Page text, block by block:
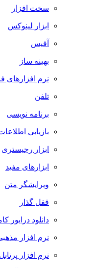
سخت افزار
ابزار لینوکس
آفیس
بهینه ساز
نرم افزارهای
تلفن
برنامه نویسی
بازیابی
ابزار رجیستری
ابزارهای مفید
ویرایشگر متن
قفل گذار
دانلود درایور
نرم افزار
نرم افزار پرتابل